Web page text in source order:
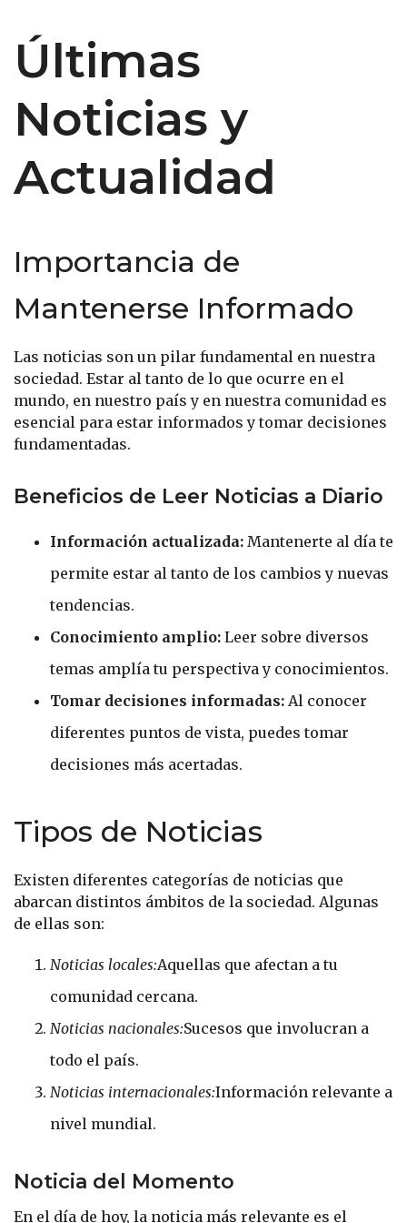
Últimas
Noticias y
Actualidad
Importancia de
Mantenerse Informado
Las noticias son un pilar fundamental en nuestra
sociedad. Estar al tanto de lo que ocurre en el
mundo, en nuestro país y en nuestra comunidad es
esencial para estar informados y tomar decisiones
fundamentadas.
Beneficios de Leer Noticias a Diario
Información actualizada: Mantenerte al día te
permite estar al tanto de los cambios y nuevas
tendencias.
Conocimiento amplio: Leer sobre diversos
temas amplía tu perspectiva y conocimientos.
Tomar decisiones informadas: Al conocer
diferentes puntos de vista, puedes tomar
decisiones más acertadas.
Tipos de Noticias
Existen diferentes categorías de noticias que
abarcan distintos ámbitos de la sociedad. Algunas
de ellas son:
Noticias locales:Aquellas que afectan a tu
comunidad cercana.
Noticias nacionales:Sucesos que involucran a
todo el país.
Noticias internacionales:Información relevante a
nivel mundial.
Noticia del Momento
En el día de hoy, la noticia más relevante es el